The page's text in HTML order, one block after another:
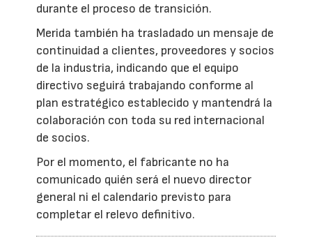
durante el proceso de transición.
Merida también ha trasladado un mensaje de
continuidad a clientes, proveedores y socios
de la industria, indicando que el equipo
directivo seguirá trabajando conforme al
plan estratégico establecido y mantendrá la
colaboración con toda su red internacional
de socios.
Por el momento, el fabricante no ha
comunicado quién será el nuevo director
general ni el calendario previsto para
completar el relevo definitivo.